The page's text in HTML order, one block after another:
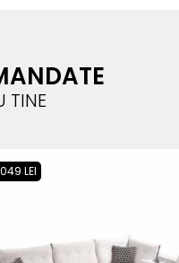
TINE
LEI